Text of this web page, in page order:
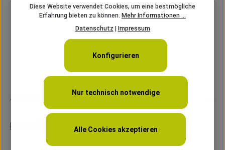
Service
Laden Öffnungszeiten
Diese Website verwendet Cookies, um eine bestmögliche
Erfahrung bieten zu können. Mehr Informationen ...
Datenschutz | Impressum
Nur technisch notwendige
Konfigurieren
Alle Cookies akzeptieren